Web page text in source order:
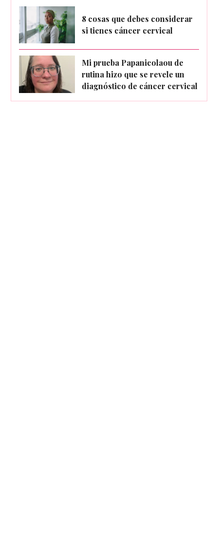
8 cosas que debes considerar
si tienes cáncer cervical
Mi prueba Papanicolaou de
rutina hizo que se revele un
diagnóstico de cáncer cervical